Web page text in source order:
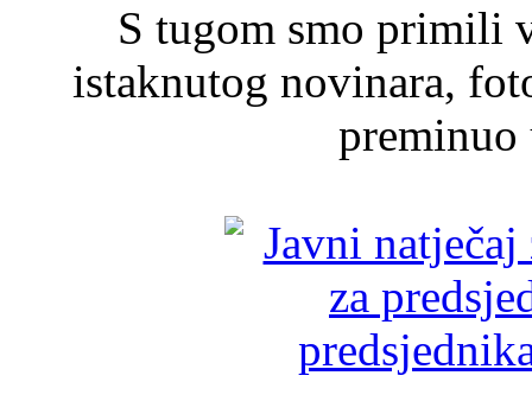
S tugom smo primili
istaknutog novinara,